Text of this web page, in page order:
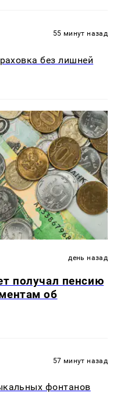
55 минут назад
без лишней
день назад
получал пенсию
об
57 минут назад
фонтанов